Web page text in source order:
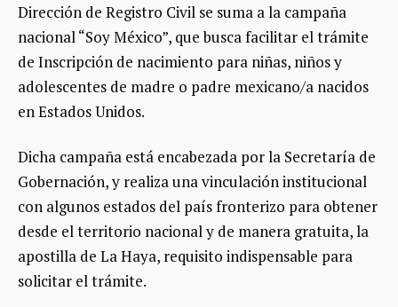
Dirección de Registro Civil se suma a la campaña
nacional “Soy México”, que busca facilitar el trámite
de Inscripción de nacimiento para niñas, niños y
adolescentes de madre o padre mexicano/a nacidos
en Estados Unidos.
Dicha campaña está encabezada por la Secretaría de
Gobernación, y realiza una vinculación institucional
con algunos estados del país fronterizo para obtener
desde el territorio nacional y de manera gratuita, la
apostilla de La Haya, requisito indispensable para
solicitar el trámite.